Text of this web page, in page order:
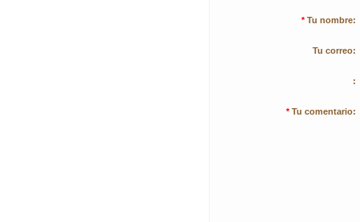
* Tu nombre:
Tu correo:
:
* Tu comentario: